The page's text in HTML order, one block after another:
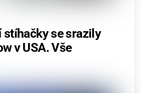
stíhačky se srazily
v USA. Vše